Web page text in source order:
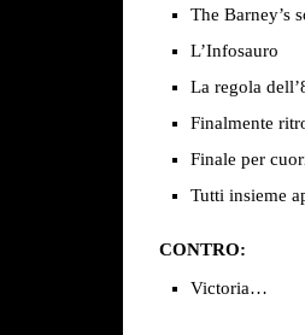
The Barney’s
L’Infosauro
La regola
Finalmente
Finale per
Tutti insieme
CONTRO:
Victoria…